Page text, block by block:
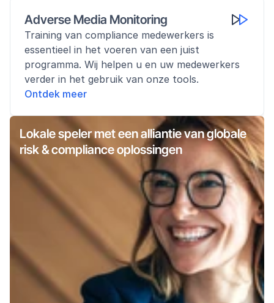
Adverse Media Monitoring
Training van compliance medewerkers is
essentieel in het voeren van een juist
programma. Wij helpen u en uw medewerkers
verder in het gebruik van onze tools.
Ontdek meer
Lokale speler met een alliantie van globale
risk & compliance oplossingen